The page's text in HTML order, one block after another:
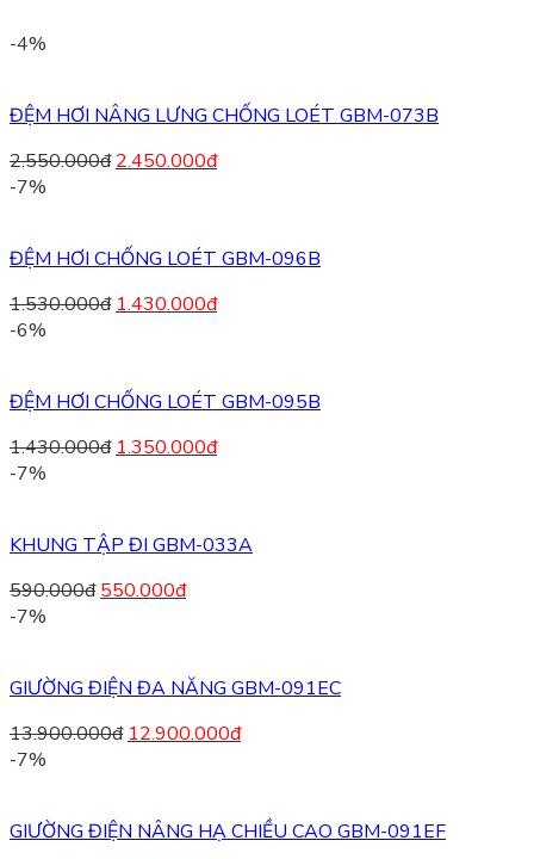
-4%
ĐỆM HƠI NÂNG LƯNG CHỐNG LOÉT GBM-073B
2.550.000đ 2.450.000đ
-7%
ĐỆM HƠI CHỐNG LOÉT GBM-096B
1.530.000đ 1.430.000đ
-6%
ĐỆM HƠI CHỐNG LOÉT GBM-095B
1.430.000đ 1.350.000đ
-7%
KHUNG TẬP ĐI GBM-033A
590.000đ 550.000đ
-7%
GIƯỜNG ĐIỆN ĐA NĂNG GBM-091EC
13.900.000đ 12.900.000đ
-7%
GIƯỜNG ĐIỆN NÂNG HẠ CHIỀU CAO GBM-091EF